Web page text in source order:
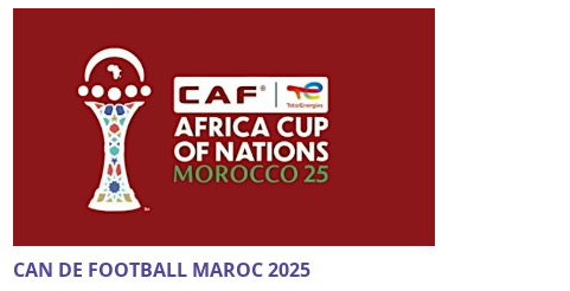
CAN DE FOOTBALL MAROC 2025